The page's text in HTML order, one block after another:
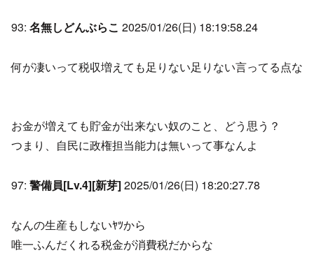
93: 名無しどんぶらこ 2025/01/26(日) 18:19:58.24
何が凄いって税収増えても足りない足りない言ってる点な
お金が増えても貯金が出来ない奴のこと、どう思う？
つまり、自民に政権担当能力は無いって事なんよ
97: 警備員[Lv.4][新芽]2025/01/26(日) 18:20:27.78
なんの生産もしないﾔﾂから
唯一ふんだくれる税金が消費税だからな